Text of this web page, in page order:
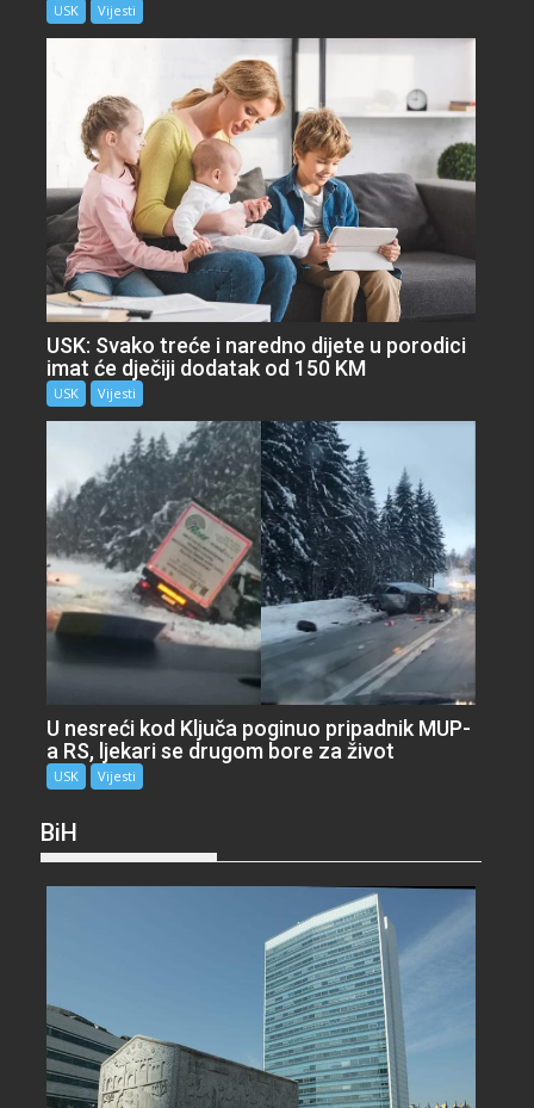
USK Vijesti
USK: Svako treće i naredno dijete u porodici
imat će dječiji dodatak od 150 KM
USK Vijesti
U nesreći kod Ključa poginuo pripadnik MUP-
a RS, ljekari se drugom bore za život
USK Vijesti
BiH